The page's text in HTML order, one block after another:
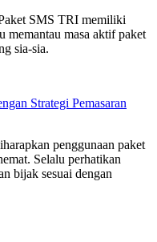
SMS TRI memiliki
memantau masa aktif paket
sia-sia.
Strategi Pemasaran
penggunaan paket
Selalu perhatikan
bijak sesuai dengan